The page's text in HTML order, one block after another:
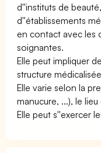
d''instituts de
d''établissements
en contact avec les
soignantes.
Elle peut impliquer
structure
Elle varie selon la
manucure, ...), le
Elle peut s''exercer